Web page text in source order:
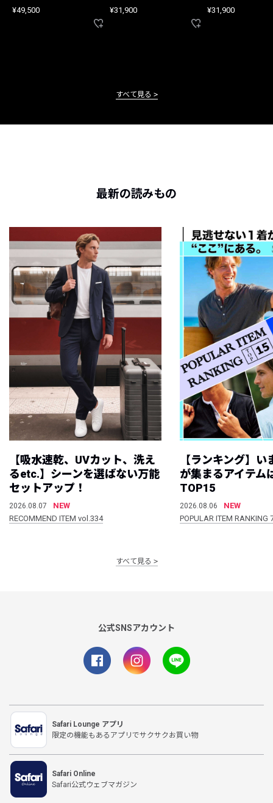
¥49,500 ¥31,900 ¥31,900
すべて見る
最新の読みもの
【吸水速乾、UVカット、洗え
るetc.】シーンを選ばない万能
セットアップ！
2026.08.07
NEW
RECOMMEND ITEM vol.334
【ランキング】
が集まるアイテム
TOP15
2026.08.06
NEW
POPULAR ITEM
すべて見る
公式SNSアカウント
Safari Lounge アプリ
限定の機能もあるアプリでサクサクお買い物
Safari Online
Safari公式ウェブマガジン